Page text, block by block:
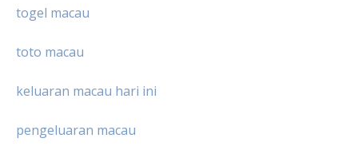
togel macau
toto macau
keluaran macau hari ini
pengeluaran macau